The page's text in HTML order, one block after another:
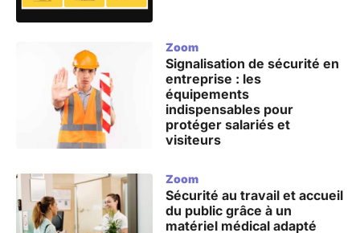
Zoom
Signalisation de sécurité en
entreprise : les
équipements
indispensables pour
protéger salariés et
visiteurs
Zoom
Sécurité au travail et accueil
du public grâce à un
matériel médical adapté